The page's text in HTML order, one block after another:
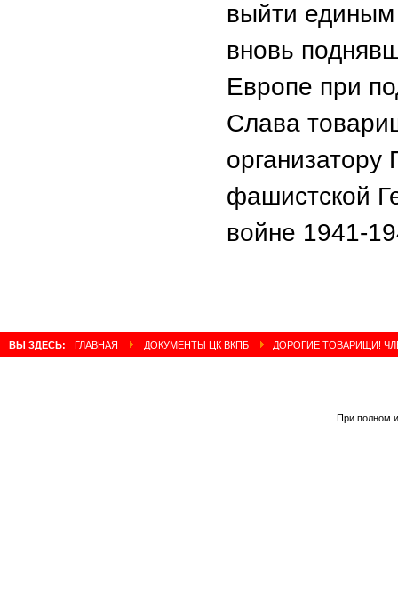
выйти
вновь
Европе при
Слава
организатору
фашистской
войне 1941-
ВЫ ЗДЕСЬ: ГЛАВНАЯ ДОКУМЕНТЫ ЦК ВКПБ ДОРОГИЕ ТОВАРИЩИ!
При полном